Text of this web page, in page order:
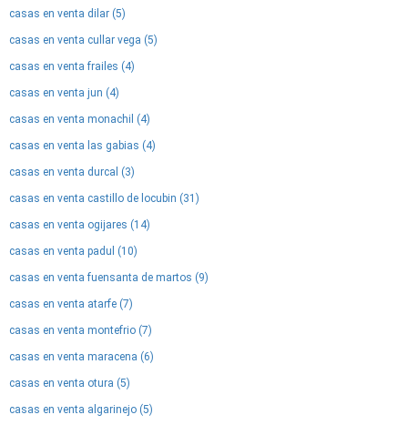
casas en venta dilar (5)
casas en venta cullar vega (5)
casas en venta frailes (4)
casas en venta jun (4)
casas en venta monachil (4)
casas en venta las gabias (4)
casas en venta durcal (3)
casas en venta castillo de locubin (31)
casas en venta ogijares (14)
casas en venta padul (10)
casas en venta fuensanta de martos (9)
casas en venta atarfe (7)
casas en venta montefrio (7)
casas en venta maracena (6)
casas en venta otura (5)
casas en venta algarinejo (5)